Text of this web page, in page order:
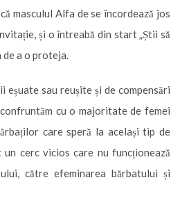
masculul Alfa de se încordează jos
și o întreabă din start „Știi să
de a o proteja.
sau reușite și de compensări
cu o majoritate de femei
care speră la același tip de
cerc vicios care nu funcționează
către efeminarea bărbatului și